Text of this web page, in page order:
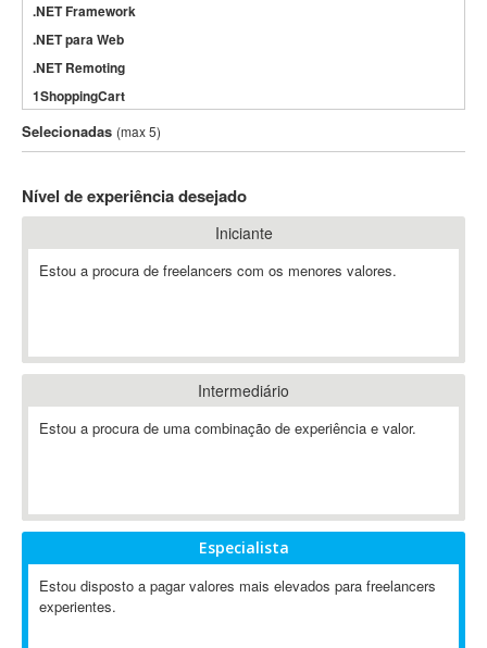
.NET Framework
.NET para Web
.NET Remoting
1ShoppingCart
3DS Max
3GSM
802.11
A-GPS
ABAP
Abaqus
ABBYY FineReader
Ableton
Ableton Push
Abstract
Selecionadas (max 5)
Nível de experiência desejado
Iniciante
Estou a procura de freelancers com os menores valores.
Intermediário
Estou a procura de uma combinação de experiência e valor.
Especialista
Estou disposto a pagar valores mais elevados para freelancers
experientes.